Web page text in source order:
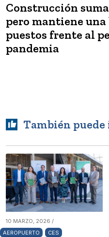
Construcción
pero mantiene
puestos frente al
pandemia
También
10 MARZO, 2026 /
AEROPUERTO
CES